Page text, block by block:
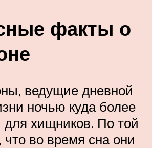
факты о
ведущие дневной
ночью куда более
хищников. По той
что во время сна они